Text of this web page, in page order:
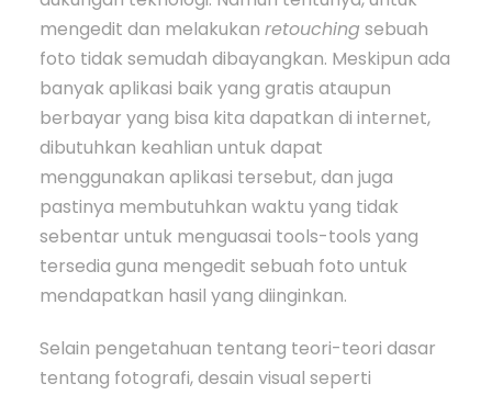
mengedit dan melakukanretouching sebuah
foto tidak semudah dibayangkan. Meskipun ada
banyak aplikasi baik yang gratis ataupun
berbayar yang bisa kita dapatkan di internet,
dibutuhkan keahlian untuk dapat
menggunakan aplikasi tersebut, dan juga
pastinya membutuhkan waktu yang tidak
sebentar untuk menguasai tools-tools yang
tersedia guna mengedit sebuah foto untuk
mendapatkan hasil yang diinginkan.
Selain pengetahuan tentang teori-teori dasar
tentang fotografi, desain visual seperti